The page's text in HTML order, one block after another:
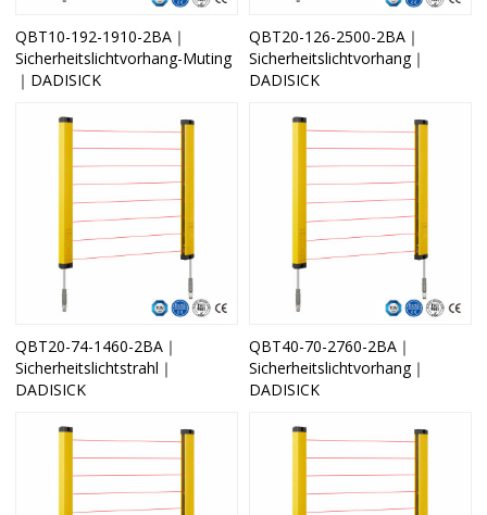
QBT10-192-1910-2BA｜
Sicherheitslichtvorhang-Muting
｜DADISICK
QBT20-126-2500-2BA｜
Sicherheitslichtvorhang｜
DADISICK
QBT20-74-1460-2BA｜
Sicherheitslichtstrahl｜
DADISICK
QBT40-70-2760-2BA｜
Sicherheitslichtvorhang｜
DADISICK